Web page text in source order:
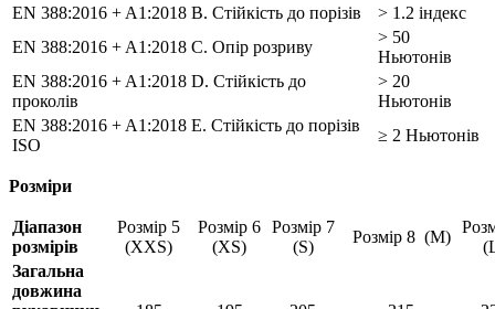
EN 388:2016 + A1:2018 B. Стійкість до порізів
> 1.2 індекс
EN 388:2016 + A1:2018 C. Опір розриву
> 50
Ньютонів
EN 388:2016 + A1:2018 D. Стійкість до
проколів
> 20
Ньютонів
EN 388:2016 + A1:2018 E. Стійкість до порізів
ISO
≥ 2 Ньютонів
Розміри
Діапазон
розмірів
Розмір 5
(XXS)
Розмір 6
(XS)
Розмір 7
(S)
Розмір 8 (M)
Загальна
довжина